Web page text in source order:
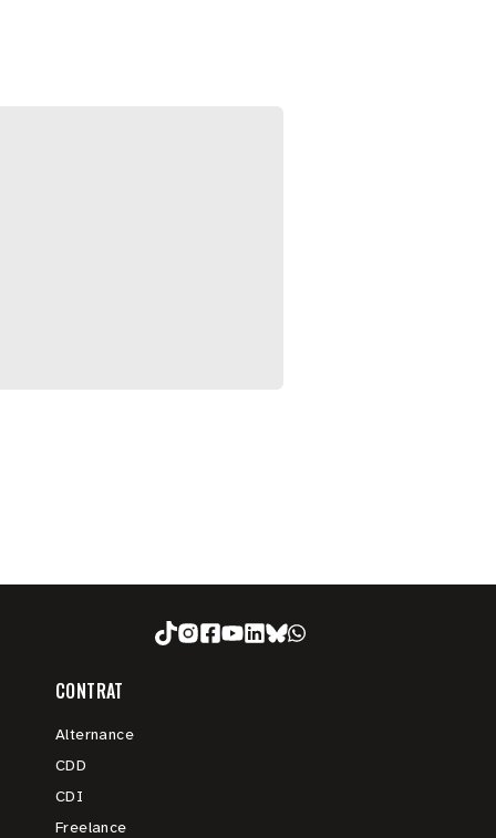
CONTRAT
Alternance
CDD
CDI
Freelance